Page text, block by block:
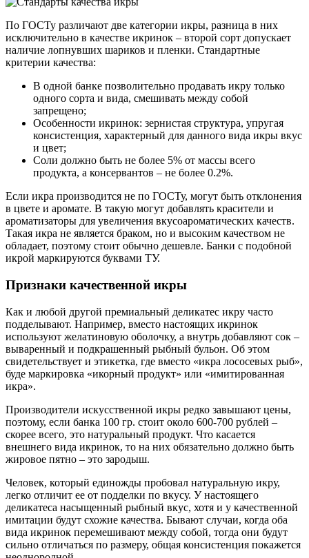
По ГОСТу различают две категории икры, разница в них
исключительно в качестве икринок – второй сорт допускает
наличие лопнувших шариков и пленки. Стандартные
критерии качества:
В одной банке позволительно продавать икру только
одного сорта и вида, смешивать между собой
запрещено;
Особенности икринок: зернистая структура, упругая
консистенция, характерный для данного вида икры вкус
и цвет;
Соли должно быть не более 5% от массы всего
продукта, а консервантов – не более 0.2%.
Если икра производится не по ГОСТу, могут быть отклонения
в цвете и аромате. В такую могут добавлять красители и
ароматизаторы для увеличения вкусоароматических качеств.
Такая икра не является браком, но и высоким качеством не
обладает, поэтому стоит обычно дешевле. Банки с подобной
икрой маркируются буквами ТУ.
Признаки качественной икры
Как и любой другой премиальный деликатес икру часто
подделывают. Например, вместо настоящих икринок
используют желатиновую оболочку, а внутрь добавляют сок –
вываренный и подкрашенный рыбный бульон. Об этом
свидетельствует и этикетка, где вместо «икра лососевых рыб»,
буде маркировка «икорный продукт» или «имитированная
икра».
Производители искусственной икры редко завышают цены,
поэтому, если банка 100 гр. стоит около 600-700 рублей –
скорее всего, это натуральный продукт. Что касается
внешнего вида икринок, то на них обязательно должно быть
жировое пятно – это зародыш.
Человек, который единожды пробовал натуральную икру,
легко отличит ее от подделки по вкусу. У настоящего
деликатеса насыщенный рыбный вкус, хотя и у качественной
имитации будут схожие качества. Бывают случаи, когда оба
вида икринок перемешивают между собой, тогда они будут
сильно отличаться по размеру, общая консистенция покажется